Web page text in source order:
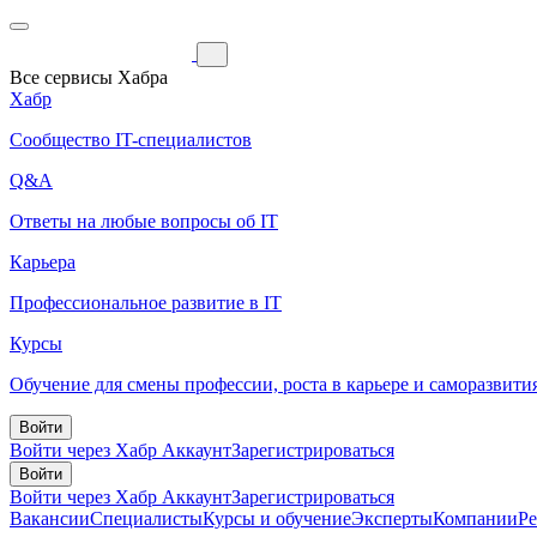
Все сервисы Хабра
Хабр
Сообщество IT-специалистов
Q&A
Ответы на любые вопросы об IT
Карьера
Профессиональное развитие в IT
Курсы
Обучение для смены профессии, роста в карьере и
Войти
Войти через Хабр АккаунтЗарегистрироваться
Войти
Войти через Хабр АккаунтЗарегистрироваться
ВакансииСпециалистыКурсы и обучениеЭкспертыКомпании